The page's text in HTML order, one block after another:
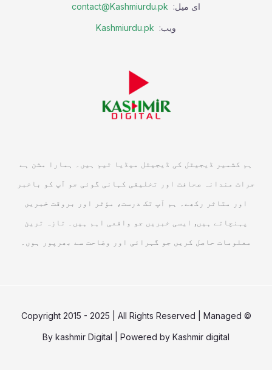
ای میل: contact@Kashmiurdu.pk
ویب: Kashmiurdu.pk
ہم کشمیر ڈیجیٹل کی ڈیجیٹل میڈیا ٹیم ہیں۔ ہمارا مشن ہے
جرات مندانہ صحافت اور تخلیقی کہانی گوئی جو آپ کو باخبر
اور متاثر رکھے۔ ہم آپ تک درست، مؤثر اور بروقت خبریں
پہنچاتے ہیں, ایسی خبریں جو واقعی اہم ہیں۔ تازہ ترین
معلومات حاصل کریں جو گہرائی اور وضاحت سے بھرپور ہوں۔
© Copyright 2015 - 2025 | All Rights Reserved | Managed
By kashmir Digital | Powered by Kashmir digital